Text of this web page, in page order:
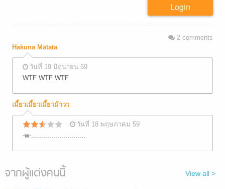
Login
2comments
Hakuna Matata
วันที่ 19 มิถุนายน 59
WTF WTF WTF
เมี้ยวเมี้ยวเมี้ยวม้าวว
วันที่ 18 พฤษภาคม 59
-w-...........................
จากผู้แต่งคนนี้ View all >